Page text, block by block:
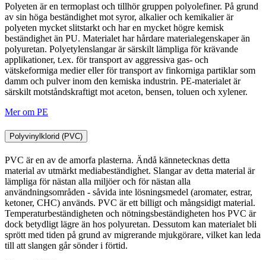
Polyeten är en termoplast och tillhör gruppen polyolefiner. På grund
av sin höga beständighet mot syror, alkalier och kemikalier är
polyeten mycket slitstarkt och har en mycket högre kemisk
beständighet än PU. Materialet har hårdare materialegenskaper än
polyuretan. Polyetylenslangar är särskilt lämpliga för krävande
applikationer, t.ex. för transport av aggressiva gas- och
vätskeformiga medier eller för transport av finkorniga partiklar som
damm och pulver inom den kemiska industrin. PE-materialet är
särskilt motståndskraftigt mot aceton, bensen, toluen och xylener.
Mer om PE
Polyvinylklorid (PVC)
PVC är en av de amorfa plasterna. Ändå kännetecknas detta
material av utmärkt mediabeständighet. Slangar av detta material är
lämpliga för nästan alla miljöer och för nästan alla
användningsområden - såvida inte lösningsmedel (aromater, estrar,
ketoner, CHC) används. PVC är ett billigt och mångsidigt material.
Temperaturbeständigheten och nötningsbeständigheten hos PVC är
dock betydligt lägre än hos polyuretan. Dessutom kan materialet bli
sprött med tiden på grund av migrerande mjukgörare, vilket kan leda
till att slangen går sönder i förtid.